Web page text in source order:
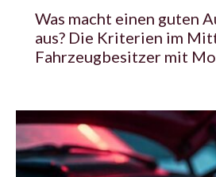
Was macht einen guten
aus? Die Kriterien im
Fahrzeugbesitzer mit